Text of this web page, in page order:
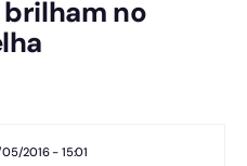
no
2016 - 15:01